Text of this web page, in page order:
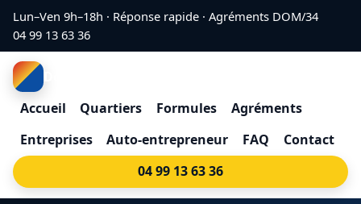
Aller au contenu
Lun–Ven 9h–18h · Réponse rapide · Agréments DOM/34
04 99 13 63 36
Accueil
Quartiers Formules
Agréments
Entreprises
Auto-entrepreneur FAQ
Contact
04 99 13 63 36